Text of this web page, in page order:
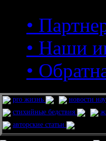
•
• Наши
•
pro жизнь новости
стихийные бедствия
авторские статьи